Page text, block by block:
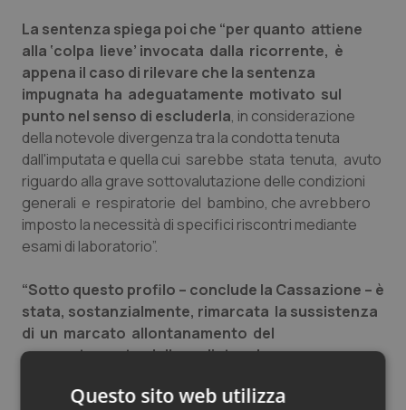
Salute orale & impianti
Sangue & coagulazione
Tiroide
Tumore al seno
Tumore ovarico
Tumori gastrointestinali
Ulcera & Reflusso
Vaccini
La sentenza spiega poi che “per quanto attiene
alla ‘colpa lieve’ invocata dalla ricorrente, è
appena il caso di rilevare che la sentenza
impugnata ha adeguatamente motivato sul
punto nel senso di escluderla, in considerazione
della notevole divergenza tra la condotta tenuta
dall'imputata e quella cui sarebbe stata tenuta, avuto
riguardo alla grave sottovalutazione delle condizioni
generali e respiratorie del bambino, che avrebbero
imposto la necessità di specifici riscontri mediante
esami di laboratorio”.
“Sotto questo profilo – conclude la Cassazione – è
stata, sostanzialmente, rimarcata la sussistenza
di un marcato allontanamento del
comportamento della pediatra da una
qualificabile in termini di colpa grave, tale da
Questo sito web utilizza